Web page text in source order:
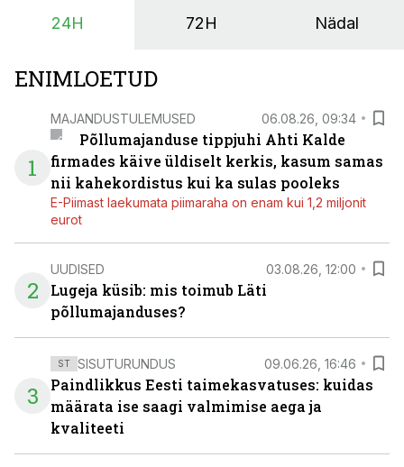
24H 72H Nädal
ENIMLOETUD
1
MAJANDUSTULEMUSED 06.08.26, 09:34
Põllumajanduse tippjuhi Ahti Kalde
firmades käive üldiselt kerkis, kasum samas
nii kahekordistus kui ka sulas pooleks
E-Piimast laekumata piimaraha on enam kui 1,2 miljonit
eurot
2
UUDISED 03.08.26, 12:00
Lugeja küsib: mis toimub Läti
põllumajanduses?
3
ST SISUTURUNDUS 09.06.26, 16:46
Paindlikkus Eesti taimekasvatuses: kuidas
määrata ise saagi valmimise aega ja
kvaliteeti